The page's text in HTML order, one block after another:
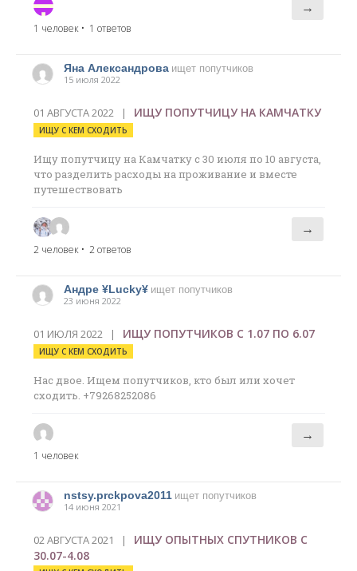
1 человек • 1 ответов
→
Яна Александрова ищет попутчиков
15 июля 2022
01 АВГУСТА 2022 | ИЩУ ПОПУТЧИЦУ НА КАМЧАТКУ
ИЩУ С КЕМ СХОДИТЬ
Ищу попутчицу на Камчатку с 30 июля по 10 августа,
что разделить расходы на проживание и вместе
путешествовать
2 человек • 2 ответов
→
Андре ¥Lucky¥ ищет попутчиков
23 июня 2022
01 ИЮЛЯ 2022 | ИЩУ ПОПУТЧИКОВ С 1.07 ПО 6.07
ИЩУ С КЕМ СХОДИТЬ
Нас двое. Ищем попутчиков, кто был или хочет
сходить. +79268252086
1 человек
→
nstsy.prckpova2011 ищет попутчиков
14 июня 2021
02 АВГУСТА 2021 | ИЩУ ОПЫТНЫХ СПУТНИКОВ С
30.07-4.08